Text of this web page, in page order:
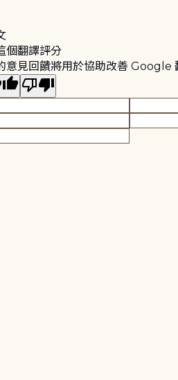
個翻譯評分
意見回饋將用於協助改善 Google